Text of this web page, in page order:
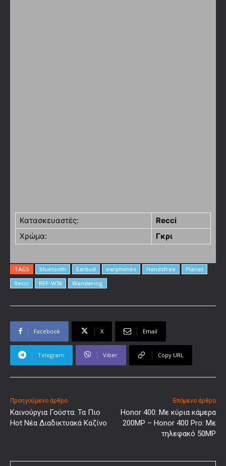
Κατασκευαστές:
Recci
Χρώμα:
Γκρι
TAGS bluetooth Earbud earphones Handsfree
Planet
Recci
REP-W36 Wandering
Facebook X Email
Telegram Viber Copy URL
Προηγούμενο άρθρο
Καινούργια Γούστα: Τα Πιο
Hot Νέα Διαδικτυακά Καζίνο
Επόμενο άρθρο
Honor 400: Με κύρια κάμερα
200MP – Honor 400 Pro: Με
τηλεφακό 50MP